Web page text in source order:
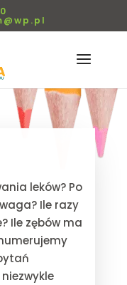
leków? Po
Ile razy
Ile zębów ma